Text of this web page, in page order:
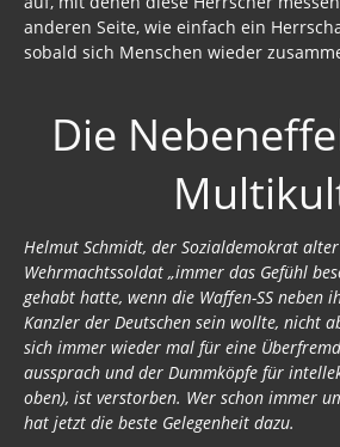
anderen Seite, wie einfach ein
sobald sich Menschen wieder
Die
Helmut Schmidt, der Sozialdemokrat
Wehrmachtssoldat „immer das Gefühl
gehabt hatte, wenn die Waffen-SS neben
Kanzler der Deutschen sein wollte, nicht
sich immer wieder mal für eine
aussprach und der Dummköpfe für
oben), ist verstorben. Wer schon immer
hat jetzt die beste Gelegenheit dazu.